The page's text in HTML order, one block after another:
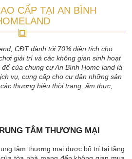
CĐT dành tới 70% diện tích cho
giải trí và các không gian sinh hoạt
của chung cư An Bình Home land là
vụ, cung cấp cho cư dân những sản
thương hiệu thời trang, ẩm thực,
TÂM THƯƠNG MẠI
tận hưởng dịch vụ lý tưởng cho cư
với đầy đủ mặt hàng thời trang, thực